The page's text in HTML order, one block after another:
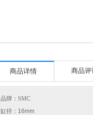
商品详情 商品评
品牌： SMC
缸径：16mm